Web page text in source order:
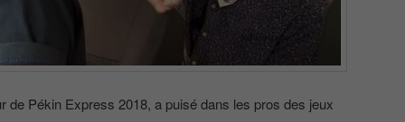
de Pékin Express 2018, a puisé dans les pros des jeux